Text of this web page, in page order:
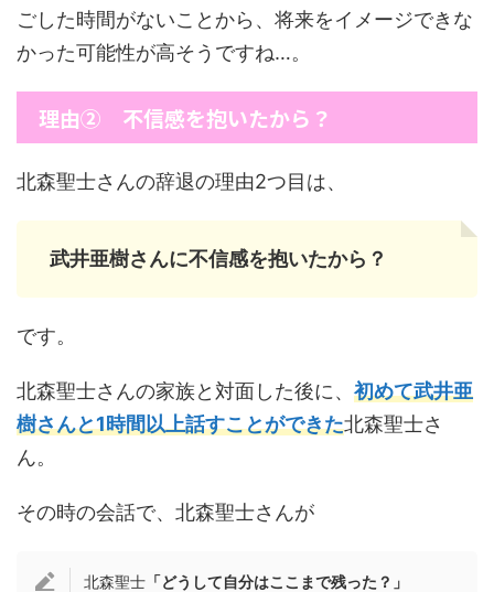
ごした時間がないことから、将来をイメージできな
かった可能性が高そうですね…。
理由② 不信感を抱いたから？
北森聖士さんの辞退の理由2つ目は、
武井亜樹さんに不信感を抱いたから？
です。
北森聖士さんの家族と対面した後に、 初めて武井亜
樹さんと1時間以上話すことができた北森聖士さ
ん。
その時の会話で、北森聖士さんが
北森聖士 「どうして自分はここまで残った？」